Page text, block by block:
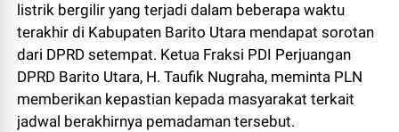
listrik bergilir yang terjadi dalam beberapa waktu
terakhir di Kabupaten Barito Utara mendapat sorotan
dari DPRD setempat. Ketua Fraksi PDI Perjuangan
DPRD Barito Utara, H. Taufik Nugraha, meminta PLN
memberikan kepastian kepada masyarakat terkait
jadwal berakhirnya pemadaman tersebut.